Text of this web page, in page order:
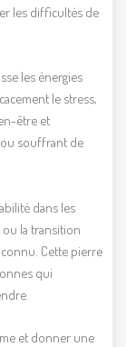
les difficultés de
les énergies
le stress,
être et
souffrant de
dans les
la transition
Cette pierre
qui
et donner une